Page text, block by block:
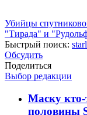
Убийцы
"Тирада" и
Быстрый поиск:
Обсудить
Поделиться
Выбор редакции
Маску кто-
половины